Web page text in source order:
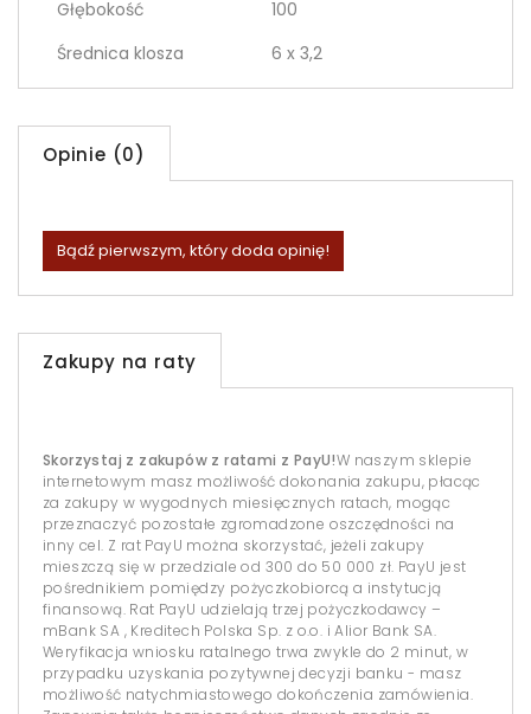
Głębokość
100
Średnica klosza
6 x 3,2
Opinie (0)
Bądź pierwszym, który doda opinię!
Zakupy na raty
Skorzystaj z zakupów z ratami z PayU!W naszym sklepie
internetowym masz możliwość dokonania zakupu, płacąc
za zakupy w wygodnych miesięcznych ratach, mogąc
przeznaczyć pozostałe zgromadzone oszczędności na
inny cel. Z rat PayU można skorzystać, jeżeli zakupy
mieszczą się w przedziale od 300 do 50 000 zł. PayU jest
pośrednikiem pomiędzy pożyczkobiorcą a instytucją
finansową. Rat PayU udzielają trzej pożyczkodawcy –
mBank SA , Kreditech Polska Sp. z o.o. i Alior Bank SA.
Weryfikacja wniosku ratalnego trwa zwykle do 2 minut, w
przypadku uzyskania pozytywnej decyzji banku - masz
możliwość natychmiastowego dokończenia zamówienia.